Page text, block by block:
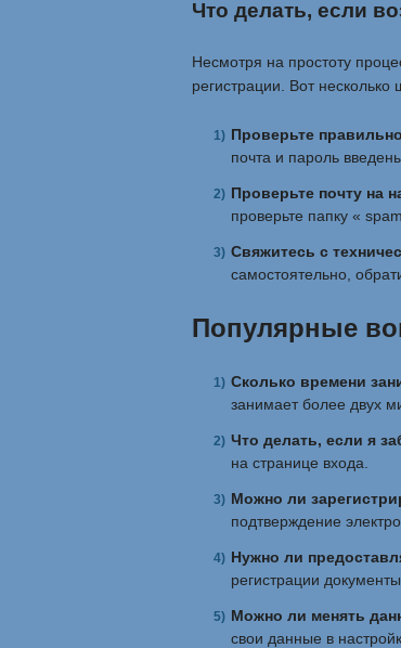
Что делать, если
Несмотря на простоту
регистрации. Вот
Проверьте
почта и пароль
Проверьте почту на
проверьте папку «
Свяжитесь с
самостоятельно,
Популярные
Сколько времени
занимает более двух
Что делать, если я
на странице входа.
Можно ли
подтверждение
Нужно ли
регистрации
Можно ли менять
свои данные в